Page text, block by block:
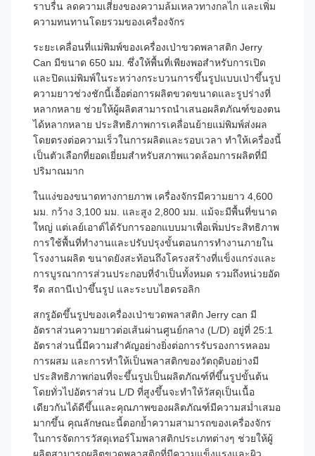
ราบรื่น ลดความเสี่ยงของความล้มเหลวทางกลไก และเพิ่ม
ความทนทานโดยรวมของเครื่องจักร
ระยะเคลื่อนที่แม่พิมพ์ของเครื่องเป่าขวดพลาสติก Jerry
Can มีขนาด 650 มม. ซึ่งให้พื้นที่เพียงพอสำหรับการเปิด
และปิดแม่พิมพ์ในระหว่างกระบวนการขึ้นรูปแบบเป่าขึ้นรูป
ความยาวช่วงชักนี้เอื้อต่อการผลิตขวดขนาดและรูปร่างที่
หลากหลาย ช่วยให้ผู้ผลิตสามารถนำเสนอผลิตภัณฑ์ของตน
ได้หลากหลาย ประสิทธิภาพการเคลื่อนย้ายแม่พิมพ์ส่งผล
โดยตรงต่อความเร็วในการผลิตและรอบเวลา ทำให้เครื่องนี้
เป็นตัวเลือกที่ยอดเยี่ยมสำหรับสภาพแวดล้อมการผลิตที่มี
ปริมาณมาก
ในแง่ของขนาดทางกายภาพ เครื่องจักรมีความยาว 4,600
มม. กว้าง 3,100 มม. และสูง 2,800 มม. แม้จะมีพื้นที่ขนาด
ใหญ่ แต่เลย์เอาต์ได้รับการออกแบบมาเพื่อเพิ่มประสิทธิภาพ
การใช้พื้นที่ทำงานและปรับปรุงขั้นตอนการทำงานภายใน
โรงงานผลิต ขนาดยังสะท้อนถึงโครงสร้างที่แข็งแกร่งและ
การบูรณาการส่วนประกอบที่จำเป็นทั้งหมด รวมถึงหน่วยอัด
รีด สถานีเป่าขึ้นรูป และระบบไฮดรอลิก
สกรูอัดขึ้นรูปของเครื่องเป่าขวดพลาสติก Jerry can มี
อัตราส่วนความยาวต่อเส้นผ่านศูนย์กลาง (L/D) อยู่ที่ 25:1
อัตราส่วนนี้มีความสำคัญอย่างยิ่งต่อการรับรองการหลอม
การผสม และการทำให้เป็นพลาสติกของวัตถุดิบอย่างมี
ประสิทธิภาพก่อนที่จะขึ้นรูปเป็นผลิตภัณฑ์ที่ขึ้นรูปขั้นต้น
โดยทั่วไปอัตราส่วน L/D ที่สูงขึ้นจะทำให้วัสดุเป็นเนื้อ
เดียวกันได้ดีขึ้นและคุณภาพของผลิตภัณฑ์มีความสม่ำเสมอ
มากขึ้น คุณลักษณะนี้ตอกย้ำความสามารถของเครื่องจักร
ในการจัดการวัสดุเทอร์โมพลาสติกประเภทต่างๆ ช่วยให้ผู้